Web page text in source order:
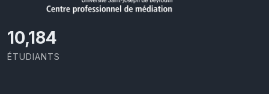
11,110
ÉTUDIANTS